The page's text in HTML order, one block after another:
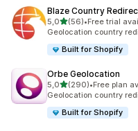
Blaze Country
5,0z 5 hvězd
(56)
Celkový počet recenzí:
•Free trial
Geolocation country
Built for Shopify
Orbe Geolocation
5,0z 5 hvězd
(290)
Celkový počet recenzí:
•Free plan
Geolocation country
Built for Shopify